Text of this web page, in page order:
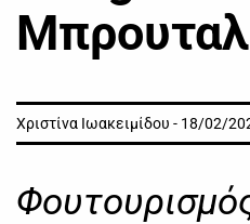
Χριστίνα Ιωακειμίδου - 18/02/